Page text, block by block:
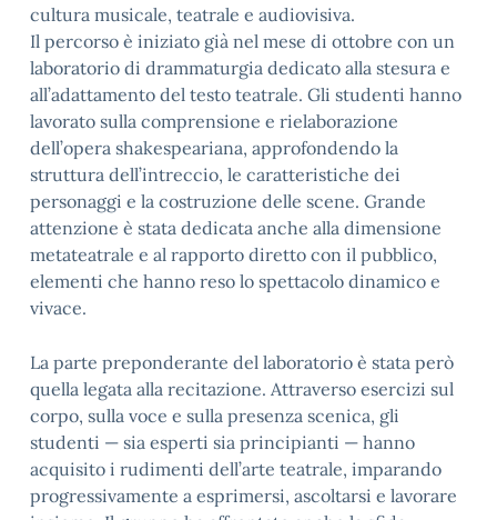
cultura musicale, teatrale e audiovisiva.
Il percorso è iniziato già nel mese di ottobre con un
laboratorio di drammaturgia dedicato alla stesura e
all’adattamento del testo teatrale. Gli studenti hanno
lavorato sulla comprensione e rielaborazione
dell’opera shakespeariana, approfondendo la
struttura dell’intreccio, le caratteristiche dei
personaggi e la costruzione delle scene. Grande
attenzione è stata dedicata anche alla dimensione
metateatrale e al rapporto diretto con il pubblico,
elementi che hanno reso lo spettacolo dinamico e
vivace.
La parte preponderante del laboratorio è stata però
quella legata alla recitazione. Attraverso esercizi sul
corpo, sulla voce e sulla presenza scenica, gli
studenti — sia esperti sia principianti — hanno
acquisito i rudimenti dell’arte teatrale, imparando
progressivamente a esprimersi, ascoltarsi e lavorare